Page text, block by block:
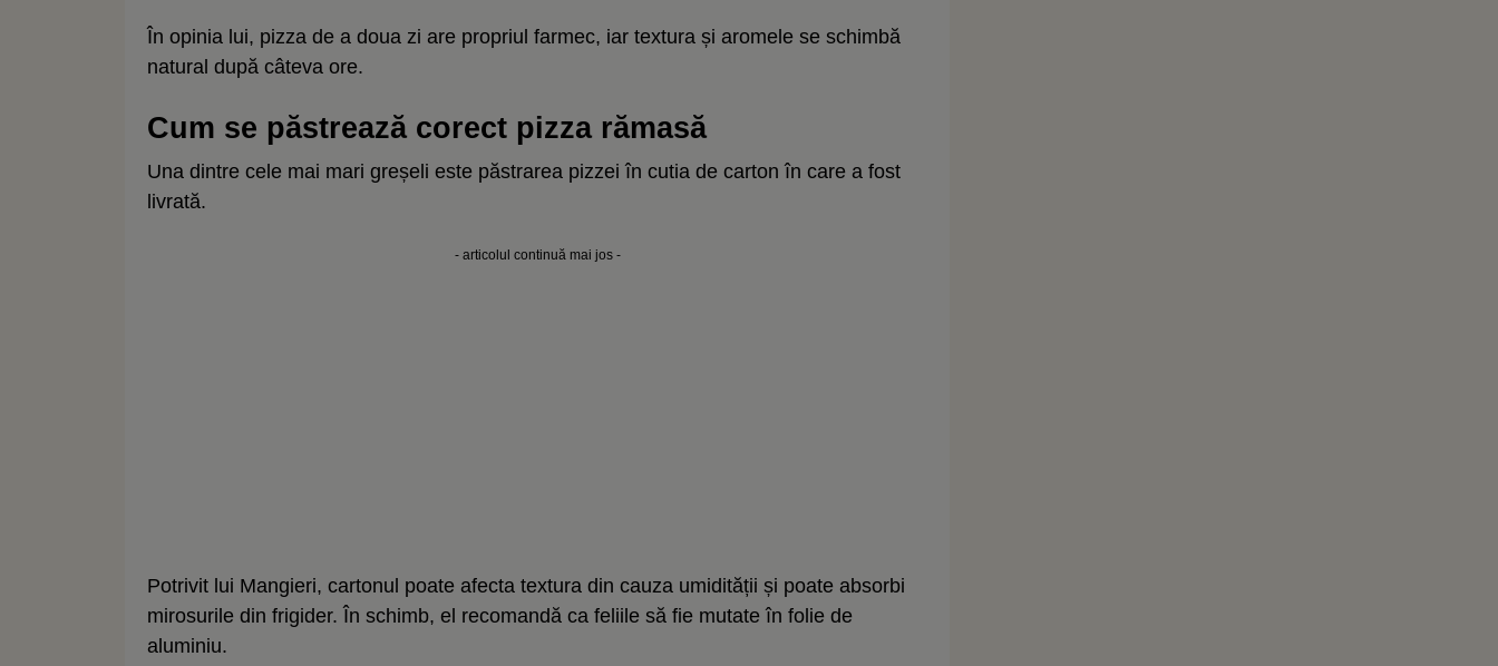
În opinia lui, pizza de a doua zi are propriul farmec, iar textura și aromele se schimbă
natural după câteva ore.
Cum se păstrează corect pizza rămasă
Una dintre cele mai mari greșeli este păstrarea pizzei în cutia de carton în care a fost
livrată.
- articolul continuă mai jos -
Potrivit lui Mangieri, cartonul poate afecta textura din cauza umidității și poate absorbi
mirosurile din frigider. În schimb, el recomandă ca feliile să fie mutate în folie de
aluminiu.